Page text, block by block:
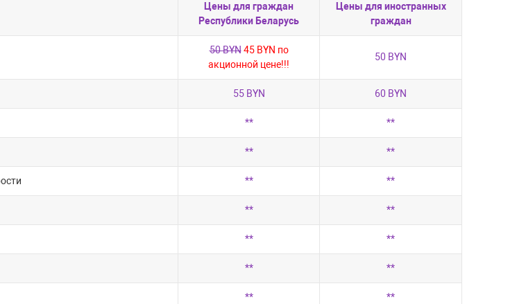
Цены для граждан
Республики Беларусь
Цены для иностранных
граждан
50 BYN45 BYN по
акционной цене!!!
50 BYN
55 BYN 60 BYN
** **
** **
** **
** **
** **
** **
** **